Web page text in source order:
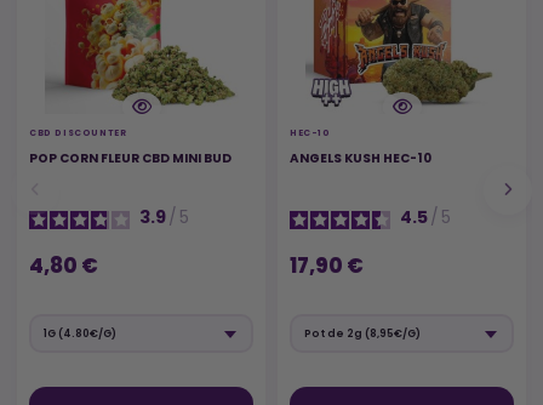
CBD DISCOUNTER
POP CORN FLEUR CBD MINI BUD
3.9/ 5
4,80 €
HEC-10
ANGELS KUSH HEC-10
4.5/ 5
17,90 €